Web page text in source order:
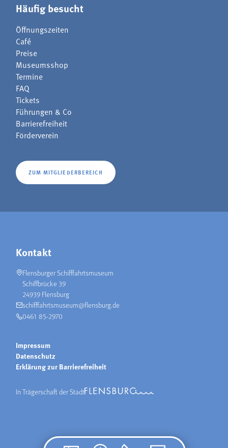
Häufig besucht
Öffnungszeiten
Café
Preise
Museumsshop
Termine
FAQ
Tickets
Führungen & Co
Barrierefreiheit
Förderverein
ZUM MITGLIEDERBEREICH
Kontakt
Flensburger Schifffahrtsmuseum
Schiffbrücke 39
24939 Flensburg
schifffahrtsmuseum@flensburg.de
0461 85-2970
In Trägerschaft der Stadt
Impressum
Datenschutz
Erklärung zur Barrierefreiheit